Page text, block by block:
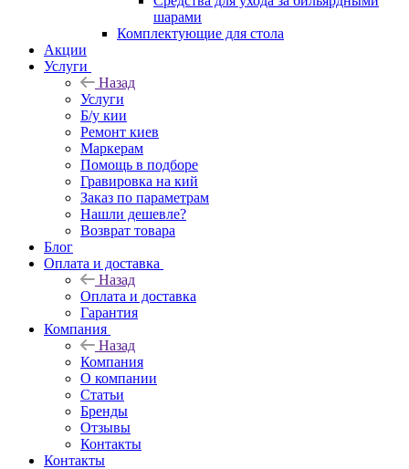
шарами
Комплектующие для стола
Акции
Услуги
Назад
Услуги
Б/у кии
Ремонт киев
Маркерам
Помощь в подборе
Гравировка на кий
Заказ по параметрам
Нашли дешевле?
Возврат товара
Блог
Оплата и доставка
Назад
Оплата и доставка
Гарантия
Компания
Назад
Компания
О компании
Статьи
Бренды
Отзывы
Контакты
Контакты